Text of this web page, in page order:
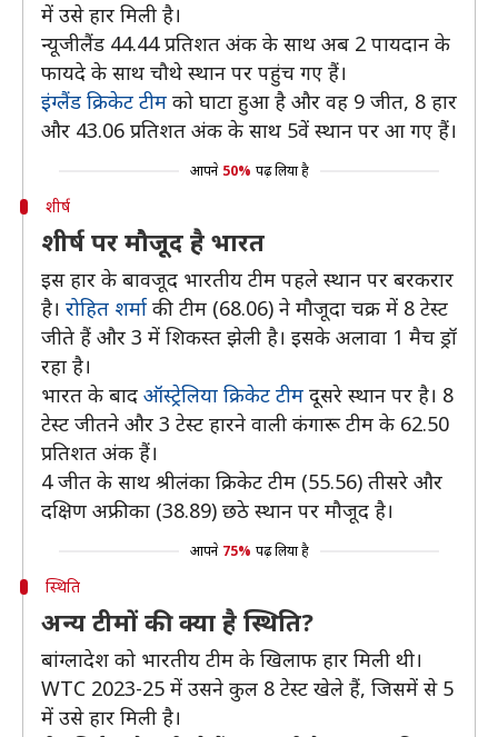
में उसे हार मिली है।
न्यूजीलैंड 44.44 प्रतिशत अंक के साथ अब 2 पायदान के
फायदे के साथ चौथे स्थान पर पहुंच गए हैं।
इंग्लैंड क्रिकेट टीम को घाटा हुआ है और वह 9 जीत, 8 हार
और 43.06 प्रतिशत अंक के साथ 5वें स्थान पर आ गए हैं।
आपने 50% पढ़ लिया है
शीर्ष
शीर्ष पर मौजूद है भारत
इस हार के बावजूद भारतीय टीम पहले स्थान पर बरकरार
है। रोहित शर्मा की टीम (68.06) ने मौजूदा चक्र में 8 टेस्ट
जीते हैं और 3 में शिकस्त झेली है। इसके अलावा 1 मैच ड्रॉ
रहा है।
भारत के बाद ऑस्ट्रेलिया क्रिकेट टीम दूसरे स्थान पर है। 8
टेस्ट जीतने और 3 टेस्ट हारने वाली कंगारू टीम के 62.50
प्रतिशत अंक हैं।
4 जीत के साथ श्रीलंका क्रिकेट टीम (55.56) तीसरे और
दक्षिण अफ्रीका (38.89) छठे स्थान पर मौजूद है।
आपने 75% पढ़ लिया है
स्थिति
अन्य टीमों की क्या है स्थिति?
बांग्लादेश को भारतीय टीम के खिलाफ हार मिली थी।
WTC 2023-25 में उसने कुल 8 टेस्ट खेले हैं, जिसमें से 5
में उसे हार मिली है।